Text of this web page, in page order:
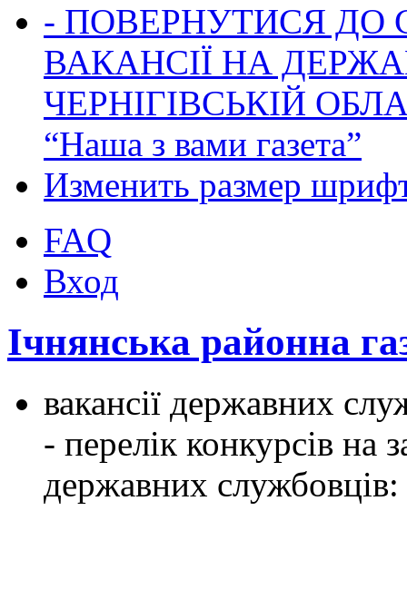
- ПОВЕРНУТИСЯ ДО
ВАКАНСІЇ НА
ЧЕРНІГІВСЬКІЙ
“Наша з вами газета”
Изменить размер
FAQ
Вход
Ічнянська районна
вакансії державних
- перелік конкурсів на
державних службовців: